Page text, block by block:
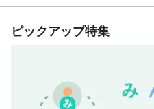
ピックアップ特集